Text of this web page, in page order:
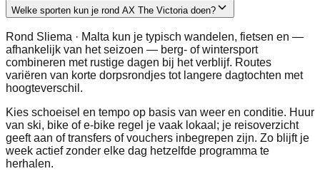
Welke sporten kun je rond AX The Victoria doen?
Rond Sliema · Malta kun je typisch wandelen, fietsen en —
afhankelijk van het seizoen — berg- of wintersport
combineren met rustige dagen bij het verblijf. Routes
variëren van korte dorpsrondjes tot langere dagtochten met
hoogteverschil.
Kies schoeisel en tempo op basis van weer en conditie. Huur
van ski, bike of e-bike regel je vaak lokaal; je reisoverzicht
geeft aan of transfers of vouchers inbegrepen zijn. Zo blijft je
week actief zonder elke dag hetzelfde programma te
herhalen.